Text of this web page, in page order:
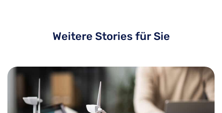
Weitere Stories für Sie